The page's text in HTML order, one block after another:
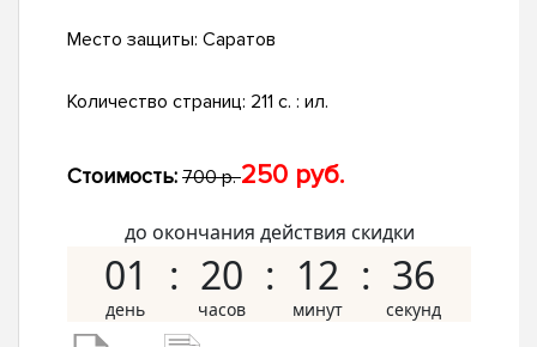
Место защиты: Саратов
Количество страниц: 211 с. : ил.
Стоимость: 700 р.250 руб.
до окончания действия скидки
01 20 12 35